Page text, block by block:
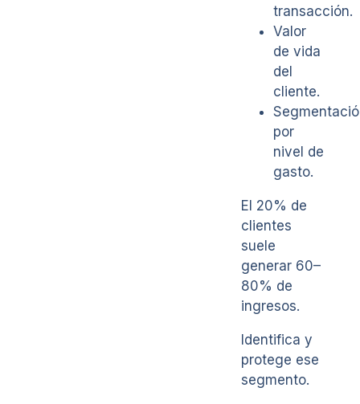
transacción.
Valor
de vida
del
cliente.
por
nivel de
gasto.
El 20% de
clientes
suele
generar 60–
80% de
ingresos.
Identifica y
protege ese
segmento.